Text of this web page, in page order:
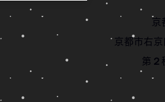
京
京都市右
第２